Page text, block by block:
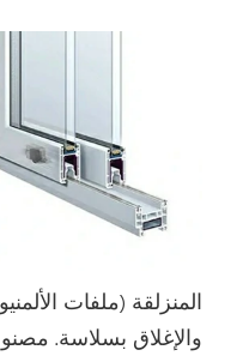
المنزلقة (ملفات
والإغلاق بسلاسة.